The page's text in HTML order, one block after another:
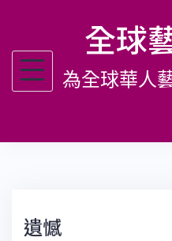
主
全球
為全球華人
遺憾